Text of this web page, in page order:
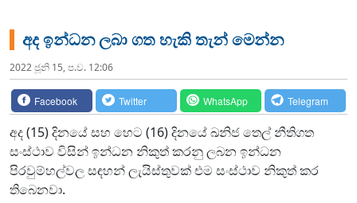
අද ඉන්ධන ලබා ගත හැකි තැන් මෙන්න
2022 ජූනි 15, ප.ව. 12:06
Facebook Twitter WhatsApp Telegram
අද (15) දිනයේ සහ හෙට (16) දිනයේ ඛනිජ තෙල් නීතිගත
සංස්ථාව විසින් ඉන්ධන නිකුත් කරනු ලබන ඉන්ධන
පිරවුම්හල්වල සඳහන් ලැයිස්තුවක් එම සංස්ථාව නිකුත් කර
තිබෙනවා.